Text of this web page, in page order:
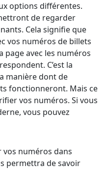
options différentes.
de regarder
Cela signifie que
vos numéros de billets
page avec les numéros
C’est la
manière dont de
fonctionneront. Mais ce
vos numéros. Si vous
vous pouvez
numéros dans
permettra de savoir